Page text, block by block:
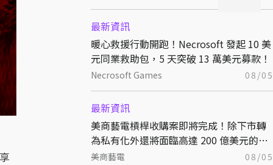
最新資訊
暖心救援行動開跑！Necrosoft 發起 10 美
元同業救助包，5 天突破 13 萬美元募款！
Necrosoft Games 08/05
最新資訊
美商藝電槓桿收購案即將完成！除下市轉
為私有化外還將面臨高達 200 億美元的債
務！
美商藝電 08/05